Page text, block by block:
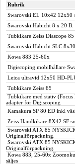
Rubrik
Swarovski EL 10x42 12x50 /
Swarovski Habicht 8 x 20 B.
Tubkikare Zeiss Diascope
Swarovski Habicht SLC
Kowa 883 25-60x
Digiscoping mobilhållare
Leica ultravid 12x50 HD-
Tubkikare Zeiss 65
Tubkikare med stativ
adapter för Digiscoping
Kamakura SP 80 ED inkl
Zeiss Handkikare 8X42 SF
Swarovski ATX 85
Originalförpackning.
Swarovski ATX 85
Originalförpackning.
Kowa 883, 25-60x
säljes